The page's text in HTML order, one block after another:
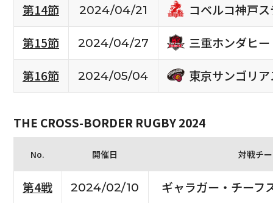
第14節
2024/04/21
コベルコ神戸
第15節
2024/04/27
三重ホンダヒー
第16節
2024/05/04 東京サンゴリア
THE CROSS-BORDER RUGBY 2024
No. 開催日 対戦チ
第4戦 2024/02/10 ギャラガー・チーフ